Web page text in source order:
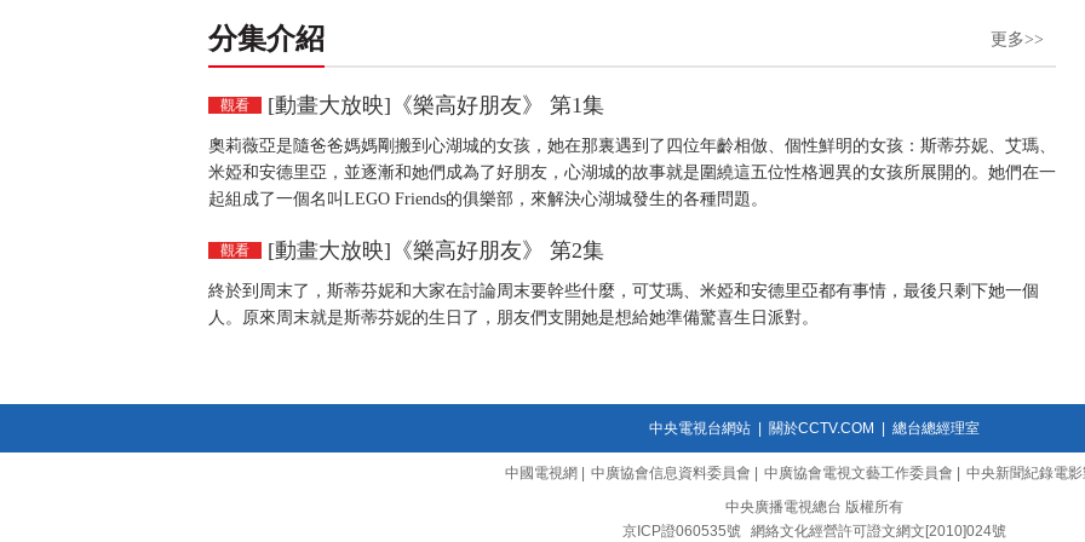
分集介紹 更多>>
觀看 [動畫大放映]《樂高好朋友》 第1集
奧莉薇亞是隨爸爸媽媽剛搬到心湖城的女孩，她在那裏遇到了四位年齡相倣、個性鮮明的女孩：斯蒂芬妮、艾瑪、
米婭和安德里亞，並逐漸和她們成為了好朋友，心湖城的故事就是圍繞這五位性格迥異的女孩所展開的。她們在一
起組成了一個名叫LEGO Friends的俱樂部，來解決心湖城發生的各種問題。
觀看 [動畫大放映]《樂高好朋友》 第2集
終於到周末了，斯蒂芬妮和大家在討論周末要幹些什麼，可艾瑪、米婭和安德里亞都有事情，最後只剩下她一個
人。原來周末就是斯蒂芬妮的生日了，朋友們支開她是想給她準備驚喜生日派對。
中央電視台網站| 關於CCTV.COM 總台總經理室
中國電視網 中廣協會信息資料委員會 中廣協會電視文藝工作委員會
中央新聞紀錄電
中央廣播電視總台 版權所有
京ICP證060535號
網絡文化經營許可證文網文[2010]024號